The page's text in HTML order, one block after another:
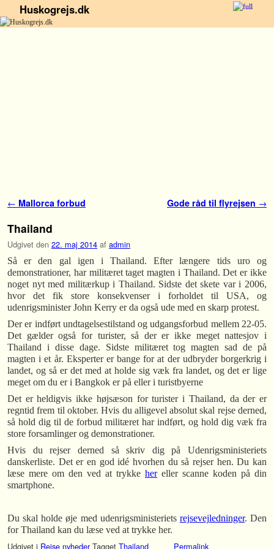
Huskogrejs.dk
Indlæg navigation
← Mallorca forbud Gode råd til flyrejsen →
Thailand
Udgivet den 22. maj 2014 af admin
Så er den gal igen i Thailand. Efter længere tids uro og
demonstrationer, har militæret taget magten i Thailand. Det er ikke
noget nyt med militærkup i Thailand. Sidste det skete var i 2006,
hvor det fik store konsekvenser i forholdet til USA, og
udenrigsminister John Kerry er da også ude med en skarp protest.
Der er indført undtagelsestilstand og udgangsforbud mellem 22-05.
Det gælder også for turister, så der er ikke meget nattesjov i
Thailand i disse dage. Sidste militæret tog magten sad de på
magten i et år. Eksperter er bange for at der udbryder borgerkrig i
landet, og så er det med at holde sig væk fra landet, og det er lige
meget om du er i Bangkok er på eller i turistbyerne
Det er heldigvis ikke højsæson for turister i Thailand, da der er
regntid frem til oktober. Hvis du alligevel absolut skal rejse derned,
så hold dig til de forbud militæret har indført, og hold dig væk fra
store forsamlinger og demonstrationer.
Hvis du rejser derned så skriv dig på Udenrigsministeriets
danskerliste. Det er en god idé hvorhen du så rejser hen. Du kan
læse mere om den ved at trykke hereller scanne koden på din
smartphone.
Du skal holde øje med udenrigsministeriets rejsevejledninger. Den
for Thailand kan du læse ved at trykke her.
Udgivet i Rejse nyheder Tagget Thailand Permalink